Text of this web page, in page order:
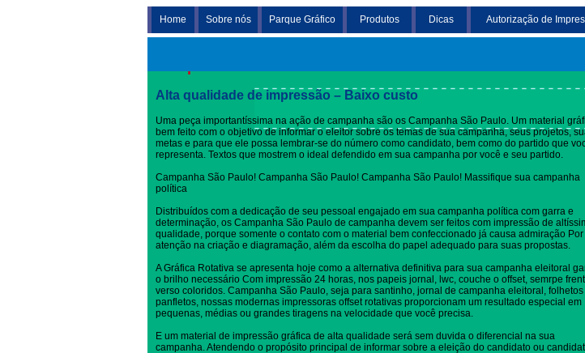
Home Sobre nós Parque Gráfico Produtos Dicas Autorização de
Alta qualidade de impressão – Baixo custo
Uma peça importantíssima na ação de campanha são os Campanha São Paulo. Um material
bem feito com o objetivo de informar o eleitor sobre os temas de sua campanha, seus projetos,
metas e para que ele possa lembrar-se do número como candidato, bem como do partido que
representa. Textos que mostrem o ideal defendido em sua campanha por você e seu partido.
Campanha São Paulo! Campanha São Paulo! Campanha São Paulo! Massifique sua campanha
política
Distribuídos com a dedicação de seu pessoal engajado em sua campanha política com garra e
determinação, os Campanha São Paulo de campanha devem ser feitos com impressão de
qualidade, porque somente o contato com o material bem confeccionado já causa admiração
atenção na criação e diagramação, além da escolha do papel adequado para suas propostas.
A Gráfica Rotativa se apresenta hoje como a alternativa definitiva para sua campanha eleitoral
o brilho necessário Com impressão 24 horas, nos papeis jornal, lwc, couche o offset, semrpe
verso coloridos. Campanha São Paulo, seja para santinho, jornal de campanha eleitoral, folhetos
panfletos, nossas modernas impressoras offset rotativas proporcionam um resultado especial em
pequenas, médias ou grandes tiragens na velocidade que você precisa.
E um material de impressão gráfica de alta qualidade será sem duvida o diferencial na sua
campanha. Atendendo o propósito principal de informar sobre a eleição do candidato ou